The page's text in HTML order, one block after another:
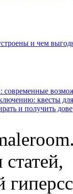
и чем
современные
квесты
и получить